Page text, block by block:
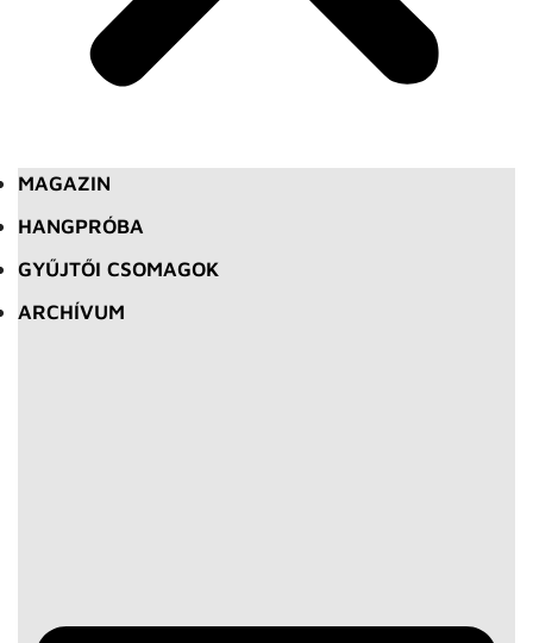
MAGAZIN
HANGPRÓBA
GYŰJTŐI CSOMAGOK
ARCHÍVUM